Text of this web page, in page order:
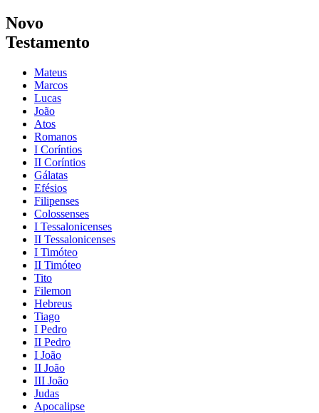
Novo
Testamento
Mateus
Marcos
Lucas
João
Atos
Romanos
I Coríntios
II Coríntios
Gálatas
Efésios
Filipenses
Colossenses
I Tessalonicenses
II Tessalonicenses
I Timóteo
II Timóteo
Tito
Filemon
Hebreus
Tiago
I Pedro
II Pedro
I João
II João
III João
Judas
Apocalipse